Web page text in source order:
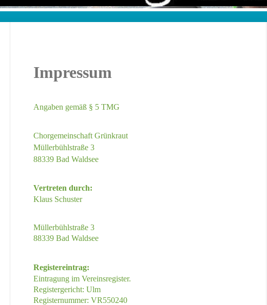
Impressum
Angaben gemäß § 5 TMG
Chorgemeinschaft Grünkraut
Müllerbühlstraße 3
88339 Bad Waldsee
Vertreten durch:
Klaus Schuster
Müllerbühlstraße 3
88339 Bad Waldsee
Registereintrag:
Eintragung im Vereinsregister.
Registergericht: Ulm
Registernummer: VR550240